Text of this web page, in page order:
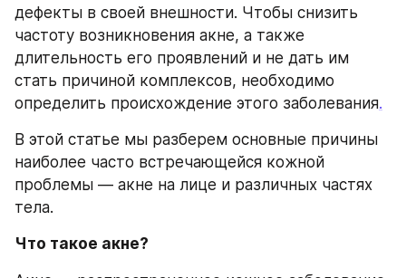
дефекты в своей внешности. Чтобы снизить
частоту возникновения акне, а также
длительность его проявлений и не дать им
стать причиной комплексов, необходимо
определить происхождение этого заболевания.
В этой статье мы разберем основные причины
наиболее часто встречающейся кожной
проблемы — акне на лице и различных частях
тела.
Что такое акне?